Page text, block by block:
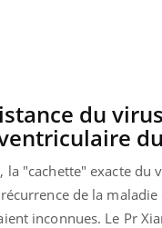
du
la "cachette" exacte du
de la maladie
inconnues. Le Pr